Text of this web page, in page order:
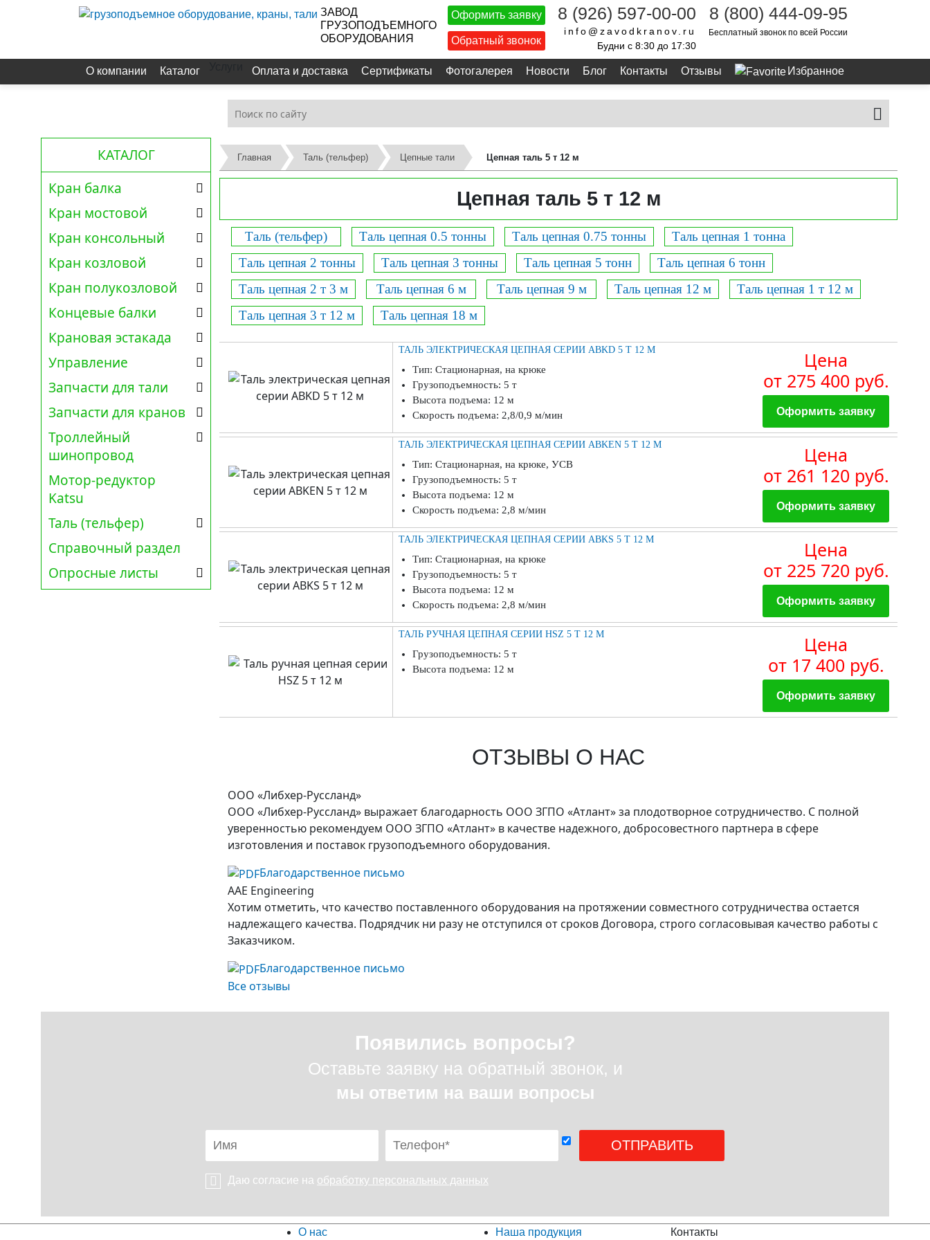
ЗАВОД
ГРУЗОПОДЪЕМНОГО
ОБОРУДОВАНИЯ
Оформить заявку
Обратный звонок
8 (926) 597-00-00
info@zavodkranov.ru
Будни с 8:30 до 17:30
8 (800) 444-09-95
Бесплатный звонок по всей России
О компании Каталог Оплата и доставка Сертификаты Фотогалерея Новости Блог Контакты Отзывы Избранное
КАТАЛОГ
Кран балка
Кран мостовой
Кран консольный
Кран козловой
Кран полукозловой
Концевые балки
Крановая эстакада
Управление
Запчасти для тали
Запчасти для кранов
Троллейный
шинопровод
Мотор-редуктор
Katsu
Таль (тельфер)
Справочный раздел
Опросные листы
Главная Таль (тельфер) Цепные тали Цепная таль 5 т 12 м
Цепная таль 5 т 12 м
Таль (тельфер) Таль цепная 0.5 тонны Таль цепная 0.75 тонны
Таль цепная 1 тонна
Таль цепная 2 тонны
Таль цепная 3 тонны Таль цепная 5 тонн
Таль цепная 6 тонн
Таль цепная 2 т 3 м
Таль цепная 6 м Таль цепная 9 м Таль цепная 12 м
Таль цепная 1 т 12 м
Таль цепная 3 т 12 м
Таль цепная 18 м
Цена
от 275 400 руб.
Оформить заявку
ТАЛЬ ЭЛЕКТРИЧЕСКАЯ ЦЕПНАЯ СЕРИИ ABKD 5 Т 12 М
Тип: Стационарная, на крюке
Грузоподъемность: 5 т
Высота подъема: 12 м
Скорость подъема: 2,8/0,9 м/мин
Цена
от 261 120 руб.
Оформить заявку
ТАЛЬ ЭЛЕКТРИЧЕСКАЯ ЦЕПНАЯ СЕРИИ ABKEN 5 Т 12 М
Тип: Стационарная, на крюке, УСВ
Грузоподъемность: 5 т
Высота подъема: 12 м
Скорость подъема: 2,8 м/мин
Цена
от 225 720 руб.
Оформить заявку
ТАЛЬ ЭЛЕКТРИЧЕСКАЯ ЦЕПНАЯ СЕРИИ ABKS 5 Т 12 М
Тип: Стационарная, на крюке
Грузоподъемность: 5 т
Высота подъема: 12 м
Скорость подъема: 2,8 м/мин
Цена
от 17 400 руб.
Оформить заявку
ТАЛЬ РУЧНАЯ ЦЕПНАЯ СЕРИИ HSZ 5 Т 12 М
Грузоподъемность: 5 т
Высота подъема: 12 м
ОТЗЫВЫ О НАС
ООО «Либхер-Руссланд»
ООО «Либхер-Руссланд» выражает благодарность ООО ЗГПО «Атлант» за плодотворное сотрудничество. C полной
уверенностью рекомендуем ООО ЗГПО «Атлант» в качестве надежного, добросовестного партнера в сфере
изготовления и поставок грузоподъемного оборудования.
Благодарственное письмо
AAE Engineering
Хотим отметить, что качество поставленного оборудования на протяжении совместного сотрудничества остается
надлежащего качества. Подрядчик ни разу не отступился от сроков Договора, строго согласовывая качество работы с
Заказчиком.
Благодарственное письмо
Все отзывы
Появились вопросы?
Оставьте заявку на обратный звонок, и
мы ответим на ваши вопросы
Даю согласие на обработку персональных данных
О нас Наша продукция Контакты